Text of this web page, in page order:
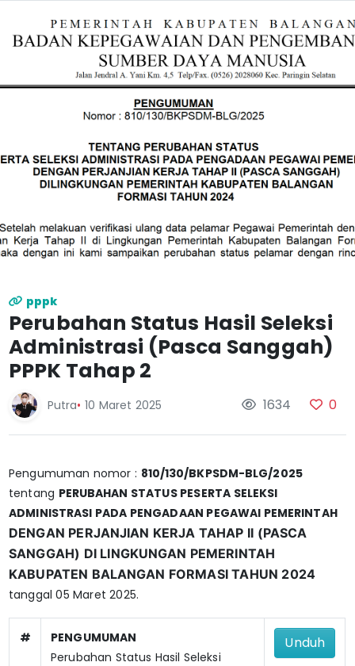
pppk
Perubahan Status Hasil Seleksi
Administrasi (Pasca Sanggah)
PPPK Tahap 2
Putra• 10 Maret 2025 1634 0
Pengumuman nomor : 810/130/BKPSDM-BLG/2025
tentang PERUBAHAN STATUS PESERTA SELEKSI
ADMINISTRASI PADA PENGADAAN PEGAWAI PEMERINTAH
DENGAN PERJANJIAN KERJA TAHAP II (PASCA
SANGGAH) DI LINGKUNGAN PEMERINTAH
KABUPATEN BALANGAN FORMASI TAHUN 2024
tanggal 05 Maret 2025.
#
PENGUMUMAN
Perubahan Status Hasil Seleksi
Unduh